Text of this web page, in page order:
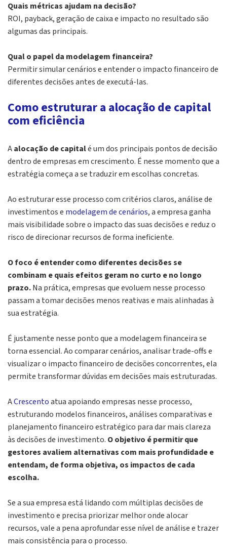
Quais métricas ajudam na decisão?
ROI, payback, geração de caixa e impacto no resultado são
algumas das principais.
Qual o papel da modelagem financeira?
Permitir simular cenários e entender o impacto financeiro de
diferentes decisões antes de executá-las.
Como estruturar a alocação de capital
com eficiência
Aalocação de capitalé um dos principais pontos de decisão
dentro de empresas em crescimento. É nesse momento que a
estratégia começa a se traduzir em escolhas concretas.
Ao estruturar esse processo com critérios claros, análise de
investimentos e modelagem de cenários, a empresa ganha
mais visibilidade sobre o impacto das suas decisões e reduz o
risco de direcionar recursos de forma ineficiente.
O foco é entender como diferentes decisões se
combinam e quais efeitos geram no curto e no longo
prazo.Na prática, empresas que evoluem nesse processo
passam a tomar decisões menos reativas e mais alinhadas à
sua estratégia.
É justamente nesse ponto que a modelagem financeira se
torna essencial. Ao comparar cenários, analisar trade-offs e
visualizar o impacto financeiro de decisões concorrentes, ela
permite transformar dúvidas em decisões mais estruturadas.
ACrescentoatua apoiando empresas nesse processo,
estruturando modelos financeiros, análises comparativas e
planejamento financeiro estratégico para dar mais clareza
às decisões de investimento. O objetivo é permitir que
gestores avaliem alternativas com mais profundidade e
entendam, de forma objetiva, os impactos de cada
escolha.
Se a sua empresa está lidando com múltiplas decisões de
investimento e precisa priorizar melhor onde alocar
recursos, vale a pena aprofundar esse nível de análise e trazer
mais consistência para o processo.